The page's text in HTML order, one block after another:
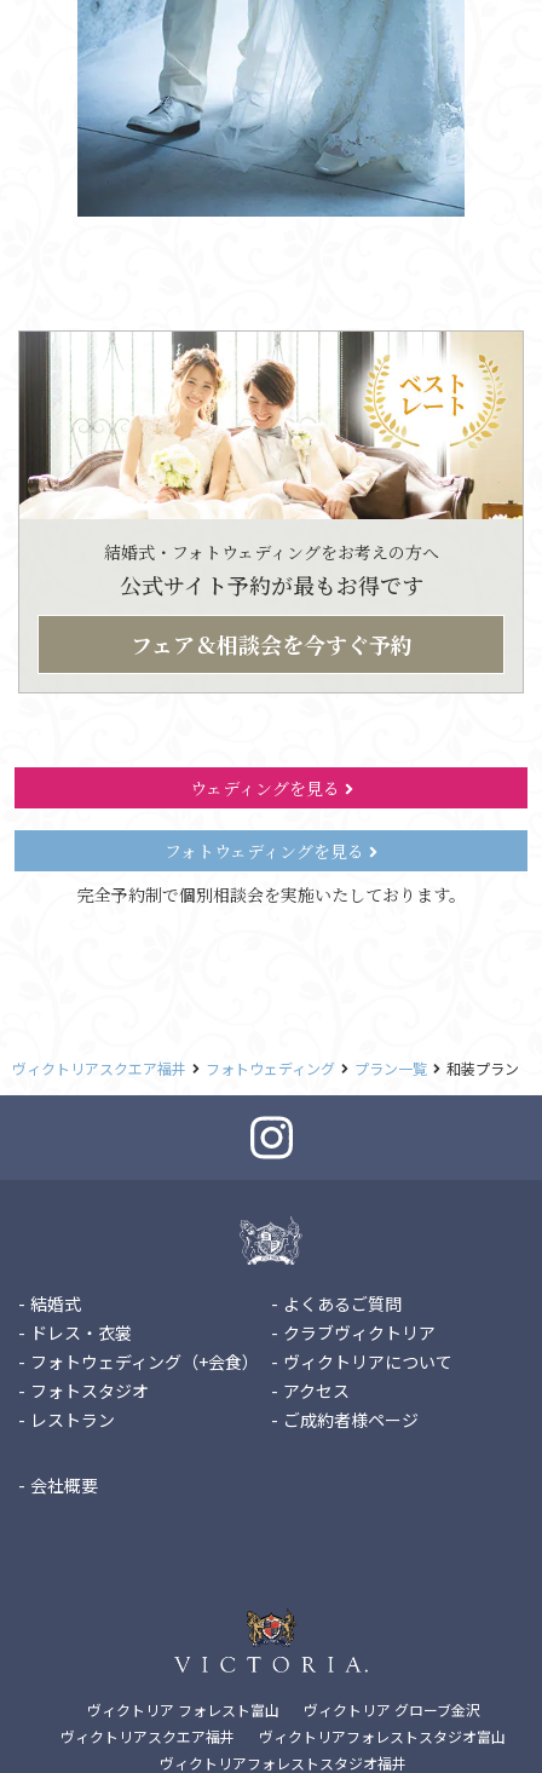
結婚式・フォトウェディングをお考えの方へ
公式サイト予約が最もお得です
フェア＆相談会を今すぐ予約
ウェディングを見る
フォトウェディングを見る
完全予約制で個別相談会を実施いたしております。
ヴィクトリアスクエア福井 フォトウェディング プラン一覧 和装プラン
結婚式
ドレス・衣裳
フォトウェディング（+会食）
フォトスタジオ
レストラン
よくあるご質問
クラブヴィクトリア
ヴィクトリアについて
アクセス
ご成約者様ページ
会社概要
ヴィクトリア フォレスト富山
ヴィクトリア グローブ金沢
ヴィクトリアスクエア福井
ヴィクトリアフォレストスタジオ富山
ヴィクトリアフォレストスタジオ福井